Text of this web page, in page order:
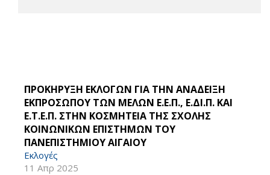
ΠΡΟΚΗΡΥΞΗ ΕΚΛΟΓΩΝ ΓΙΑ ΤΗΝ ΑΝΑΔΕΙΞΗ
ΕΚΠΡΟΣΩΠΟΥ ΤΩΝ ΜΕΛΩΝ Ε.Ε.Π., Ε.ΔΙ.Π. ΚΑΙ
Ε.Τ.Ε.Π. ΣΤΗΝ ΚΟΣΜΗΤΕΙΑ ΤΗΣ ΣΧΟΛΗΣ
ΚΟΙΝΩΝΙΚΩΝ ΕΠΙΣΤΗΜΩΝ ΤΟΥ
ΠΑΝΕΠΙΣΤΗΜΙΟΥ ΑΙΓΑΙΟΥ
Εκλογές
11 Απρ 2025